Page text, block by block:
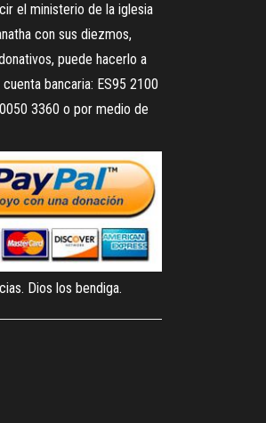
el ministerio de la iglesia
con sus diezmos,
puede hacerlo a
bancaria: ES95 2100
3360 o por medio de
Dios los bendiga.